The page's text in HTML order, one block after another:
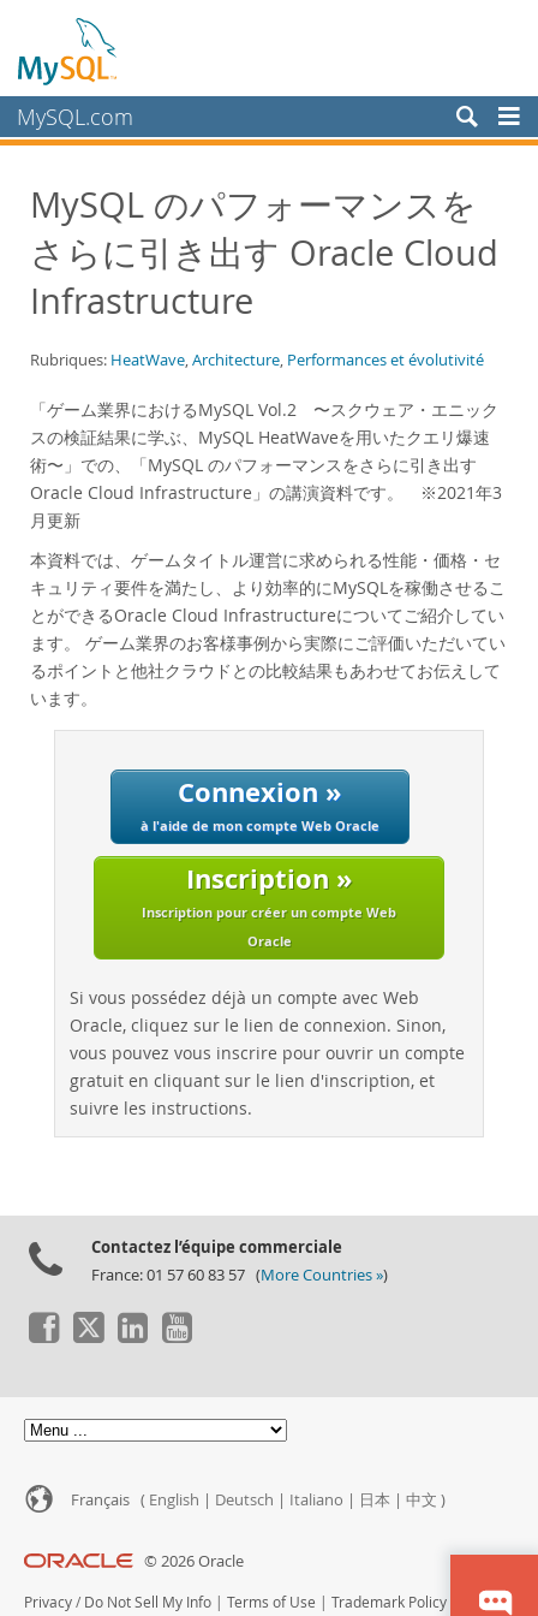
MySQL.com
Services
Partenaires
Clients
White Papers
Presentations
Videos
Case Studies
Books
Benchmarks
Migration
TCO Savings
Industries
Nouveautés & Evénements
Documentation
MySQL のパフォーマンスを
さらに引き出す Oracle Cloud
Infrastructure
Rubriques: HeatWave,Architecture, Performances et évolutivité
「ゲーム業界におけるMySQL Vol.2 〜スクウェア・エニック
スの検証結果に学ぶ、MySQL HeatWaveを用いたクエリ爆速
術〜」での、「MySQL のパフォーマンスをさらに引き出す
Oracle Cloud Infrastructure」の講演資料です。 ※2021年3
月更新
本資料では、ゲームタイトル運営に求められる性能・価格・セ
キュリティ要件を満たし、より効率的にMySQLを稼働させるこ
とができるOracle Cloud Infrastructureについてご紹介してい
ます。 ゲーム業界のお客様事例から実際にご評価いただいてい
るポイントと他社クラウドとの比較結果もあわせてお伝えして
います。
Connexion »
à l'aide de mon compte Web Oracle
Inscription »
Inscription pour créer un compte Web
Oracle
Si vous possédez déjà un compte avec Web
Oracle, cliquez sur le lien de connexion. Sinon,
vous pouvez vous inscrire pour ouvrir un compte
gratuit en cliquant sur le lien d'inscription, et
suivre les instructions.
Contactez l’équipe commerciale
France: 01 57 60 83 57 (More Countries »)
Français ( English | Deutsch | Italiano | 日本 | 中文 )
© 2026 Oracle
Privacy / Do Not Sell My Info | Terms of Use | Trademark Policy